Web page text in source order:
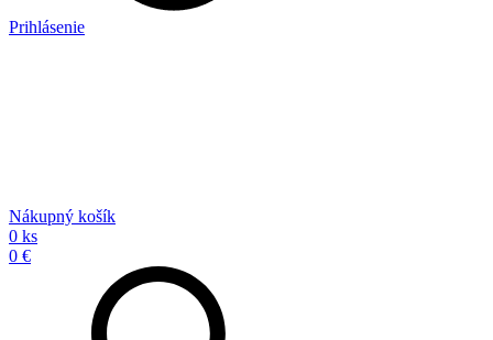
Prihlásenie
Nákupný košík
0 ks
0 €